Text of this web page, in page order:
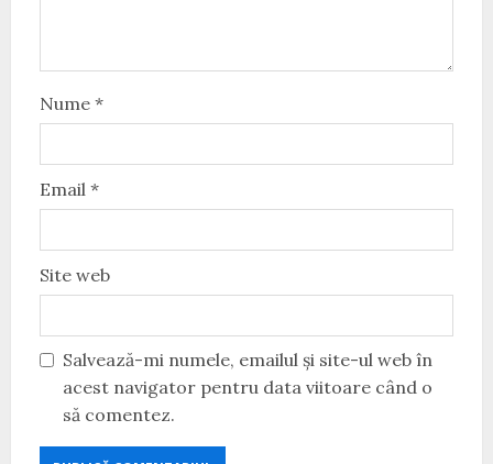
Nume *
Email *
Site web
Salvează-mi numele, emailul și site-ul web în
acest navigator pentru data viitoare când o
să comentez.